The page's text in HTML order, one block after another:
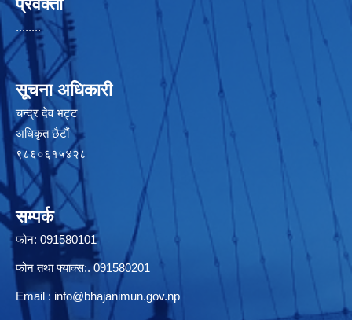
प्रवक्ता
........
सूचना अधिकारी
चन्द्र देव भट्ट
अधिकृत छैटाैं
९८६०६१५४२८
सम्पर्क
फोन: 091580101
फोन तथा फ्याक्स:. 091580201
Email : info@bhajanimun.gov.np